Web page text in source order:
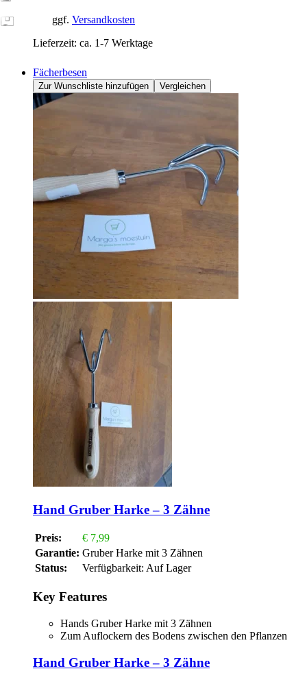
ggf. Versandkosten
Lieferzeit: ca. 1-7 Werktage
Fächerbesen
Zur Wunschliste hinzufügen Vergleichen
Hand Gruber Harke – 3 Zähne
Preis: € 7,99
Garantie: Gruber Harke mit 3 Zähnen
Status:
Verfügbarkeit: Auf Lager
Key Features
Hands Gruber Harke mit 3 Zähnen
Zum Auflockern des Bodens zwischen den Pflanzen
Hand Gruber Harke – 3 Zähne